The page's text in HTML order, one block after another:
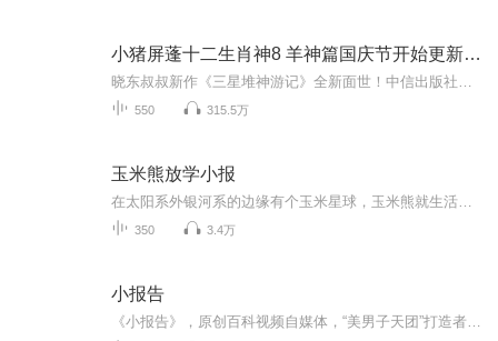
小猪屏蓬十二生肖神8 羊神篇国庆节开始更新啦！
550 315.5万
玉米熊放学小报
350 3.4万
小报告